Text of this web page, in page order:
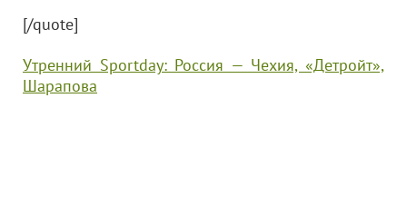
[/quote]
Утренний Sportday: Россия — Чехия, «Детройт»,
Шарапова